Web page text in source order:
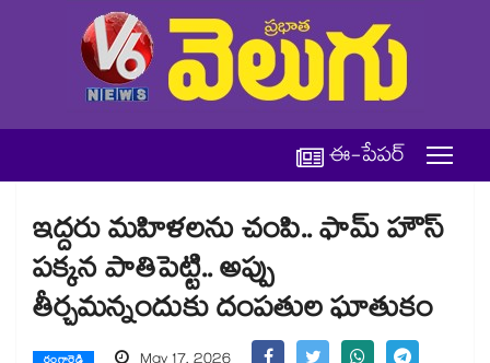
ఈ-పేపర్
ఇద్దరు మహిళలను చంపి.. ఫామ్ హౌస్
పక్కన పాతిపెట్టి.. అప్పు
తీర్చమన్నందుకు దంపతుల ఘాతుకం